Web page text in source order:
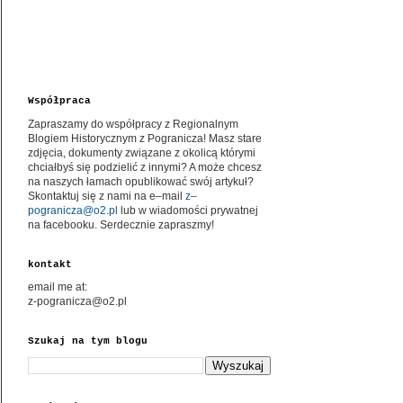
Współpraca
Zapraszamy do współpracy z Regionalnym
Blogiem Historycznym z Pogranicza! Masz stare
zdjęcia, dokumenty związane z okolicą którymi
chciałbyś się podzielić z innymi? A może chcesz
na naszych łamach opublikować swój artykuł?
Skontaktuj się z nami na e–mail z–
pogranicza@o2.pl
lub w wiadomości prywatnej
na facebooku. Serdecznie zapraszmy!
kontakt
email me at:
z-pogranicza@o2.pl
Szukaj na tym blogu